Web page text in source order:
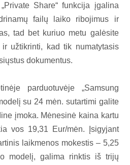
Share“ funkcija įgalina
failų laiko ribojimus ir
tad bet kuriuo metu galėsite
užtikrinti, kad tik numatytasis
dokumentus.
parduotuvėje „Samsung
su 24 mėn. sutartimi galite
įmoka. Mėnesinė kaina kartu
vos 19,31 Eur/mėn. Įsigyjant
laikmenos mokestis – 5,25
modelį, galima rinktis iš trijų